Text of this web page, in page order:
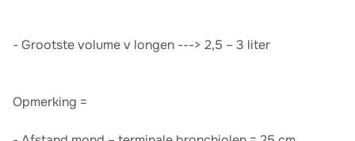
- Grootste volume v longen ---> 2,5 – 3 liter
Opmerking =